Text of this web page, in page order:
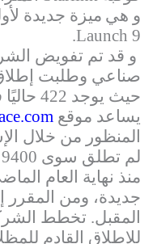
و هي ميزة جديدة
Launch 9
.
حيث يوجد
يساعد موقع
المنظور من خلال
لم تطلق سوى 9400 جسم في الفضاء حتى الآن.
منذ نهاية العام
جديدة، ومن المقرر
المقبل. تخطط
للإطلاق القادم